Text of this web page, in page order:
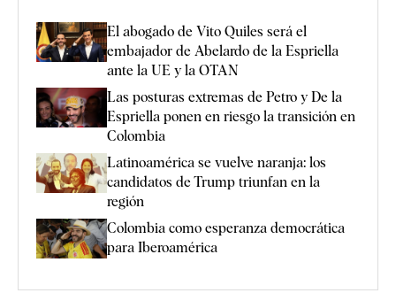
El abogado de Vito Quiles será el
embajador de Abelardo de la Espriella
ante la UE y la OTAN
Las posturas extremas de Petro y De la
Espriella ponen en riesgo la transición en
Colombia
Latinoamérica se vuelve naranja: los
candidatos de Trump triunfan en la
región
Colombia como esperanza democrática
para Iberoamérica